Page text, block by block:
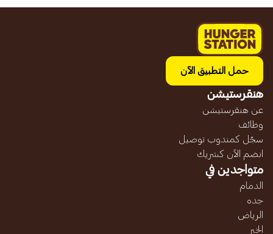
حمل التطبيق الآن
هنقرستيشن
عن هنقرستيشن
وظائف
سجّل كمندوب توصيل
انضم الآن كشريك
متواجدين في
الدمام
جده
الرياض
الخبر